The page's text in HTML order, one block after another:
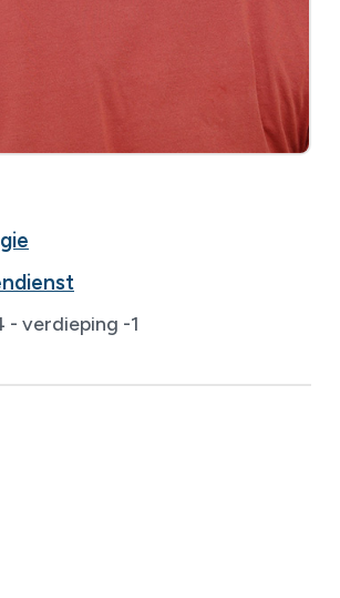
- verdieping -1